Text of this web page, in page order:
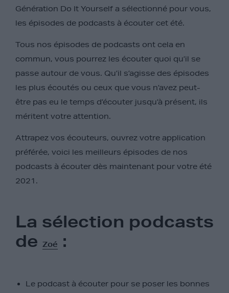
Génération Do It Yourself a sélectionné pour vous,
les épisodes de podcasts à écouter cet été.
Tous nos épisodes de podcasts ont cela en
commun, vous pourrez les écouter quoi qu’il se
passe autour de vous. Qu’il s’agisse des épisodes
les plus écoutés ou ceux que vous n’avez peut-
être pas eu le temps d’écouter jusqu’à présent, ils
méritent votre attention.
Attrapez vos écouteurs, ouvrez votre application
préférée, voici les meilleurs épisodes de nos
podcasts à écouter dès maintenant pour votre été
2021.
La sélection podcasts
de Zoé :
Le podcast à écouter pour se poser les bonnes